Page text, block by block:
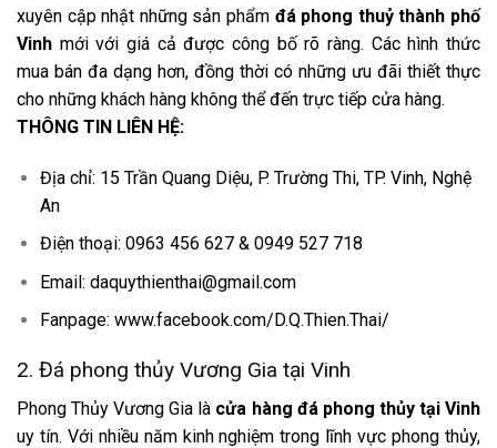
xuyên cập nhật những sản phẩm đá phong thuỷ thành phố
Vinh mới với giá cả được công bố rõ ràng. Các hình thức
mua bán đa dạng hơn, đồng thời có những ưu đãi thiết thực
cho những khách hàng không thể đến trực tiếp cửa hàng.
THÔNG TIN LIÊN HỆ:
Địa chỉ: 15 Trần Quang Diệu, P. Trường Thi, TP. Vinh, Nghệ
An
Điện thoại: 0963 456 627 & 0949 527 718
Email: daquythienthai@gmail.com
Fanpage: www.facebook.com/D.Q.Thien.Thai/
2. Đá phong thủy Vương Gia tại Vinh
Phong Thủy Vương Gia là cửa hàng đá phong thủy tại Vinh
uy tín. Với nhiều năm kinh nghiệm trong lĩnh vực phong thủy,